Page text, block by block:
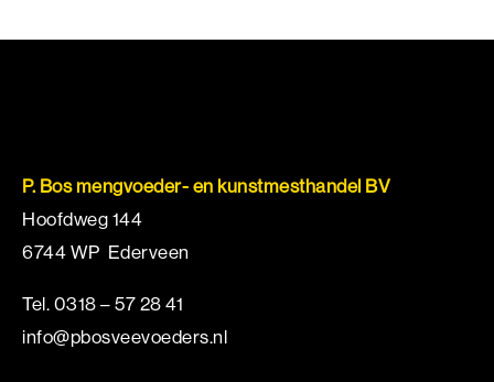
P. Bos mengvoeder- en kunstmesthandel BV
Hoofdweg 144
6744 WP Ederveen
Tel. 0318 – 57 28 41
info@pbosveevoeders.nl